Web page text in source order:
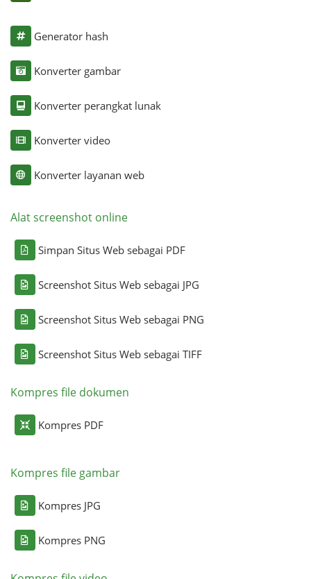
Generator hash
Konverter gambar
Konverter perangkat lunak
Konverter video
Konverter layanan web
Alat screenshot online
Simpan Situs Web sebagai PDF
Screenshot Situs Web sebagai JPG
Screenshot Situs Web sebagai PNG
Screenshot Situs Web sebagai TIFF
Kompres file dokumen
Kompres PDF
Kompres file gambar
Kompres JPG
Kompres PNG